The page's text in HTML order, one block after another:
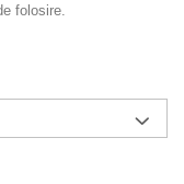
folosire.